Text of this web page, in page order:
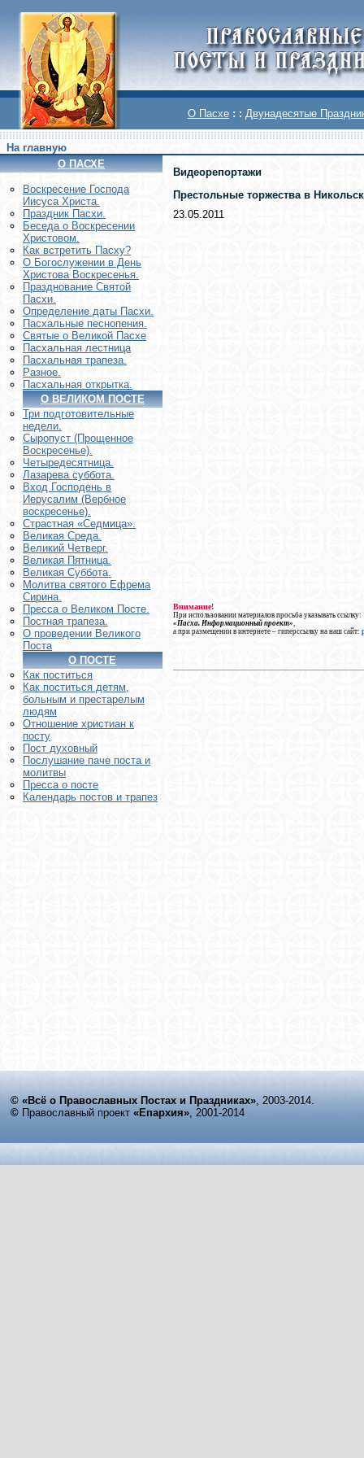
О Пасхе : : Двунадесятые
На главную
О ПАСХЕ
Воскреcение Господа
Иисуса Христа.
Праздник Пасхи.
Беседа о Воскресении
Христовом.
Как встретить Пасху?
О Богослужении в День
Христова Воскресенья.
Празднование Святой
Пасхи.
Определение даты Пасхи.
Пасхальные песнопения.
Святые о Великой Пасхе
Пасхальная лестница
Пасхальная трапеза.
Разное.
Пасхальная открытка.
О ВЕЛИКОМ ПОСТЕ
Три подготовительные
недели.
Сыропуст (Прощенное
Воскресенье).
Четыредесятница.
Лазарева суббота.
Вход Господень в
Иерусалим (Вербное
воскресенье).
Страстная «Седмица».
Великая Среда.
Великий Четверг.
Великая Пятница.
Великая Суббота.
Молитва святого Ефрема
Сирина.
Пресса о Великом Посте.
Постная трапеза.
О проведении Великого
Поста
О ПОСТЕ
Как поститься
Как поститься детям,
больным и престарелым
людям
Отношение христиан к
посту
Пост духовный
Послушание паче поста и
молитвы
Пресса о посте
Календарь постов и трапез
Видеорепортажи
Престольные торжества в
23.05.2011
Внимание!
При использовании материалов просьба указывать ссылку:
«Пасха. Информационный проект»,
а при размещении в интернете – гиперссылку на наш сайт:
© «Всё о Православных Постах и Праздниках», 2003-2014.
© Православный проект «Епархия», 2001-2014